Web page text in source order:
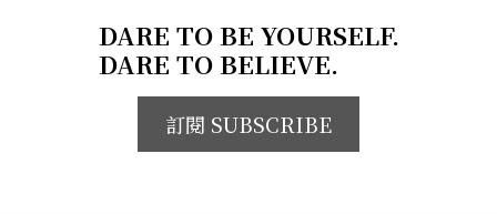
DARE TO BE YOURSELF.
DARE TO BELIEVE.
訂閱 SUBSCRIBE